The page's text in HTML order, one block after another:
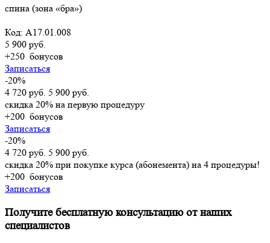
спина (зона «бра»)
Код: А17.01.008
5 900 руб.
+250 бонусов
Записаться
-20%
4 720 руб. 5 900 руб.
скидка 20% на первую процедуру
+200 бонусов
Записаться
-20%
4 720 руб. 5 900 руб.
скидка 20% при покупке курса (абонемента) на 4 процедуры!
+200 бонусов
Записаться
Получите бесплатную консультацию от наших
специалистов